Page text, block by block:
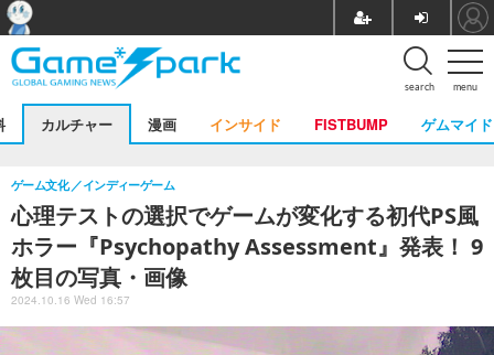
menu
search
カルチャー 漫画 インサイド FISTBUMP ゲムマイド
心理テストの選択でゲームが変化する初代PS風
ホラー『Psychopathy Assessment』発表！ 9
枚目の写真・画像
ゲーム文化 インディーゲーム
2024.10.16 Wed 16:57